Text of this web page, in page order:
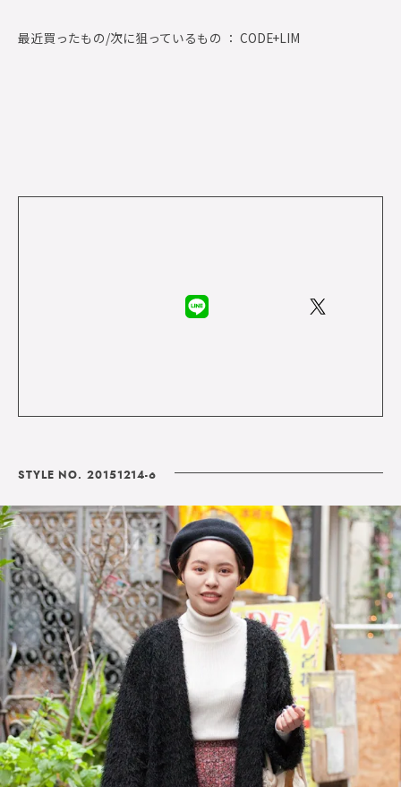
最近買ったもの/次に狙っているもの ： CODE+LIM
STYLE NO. 20151214-6